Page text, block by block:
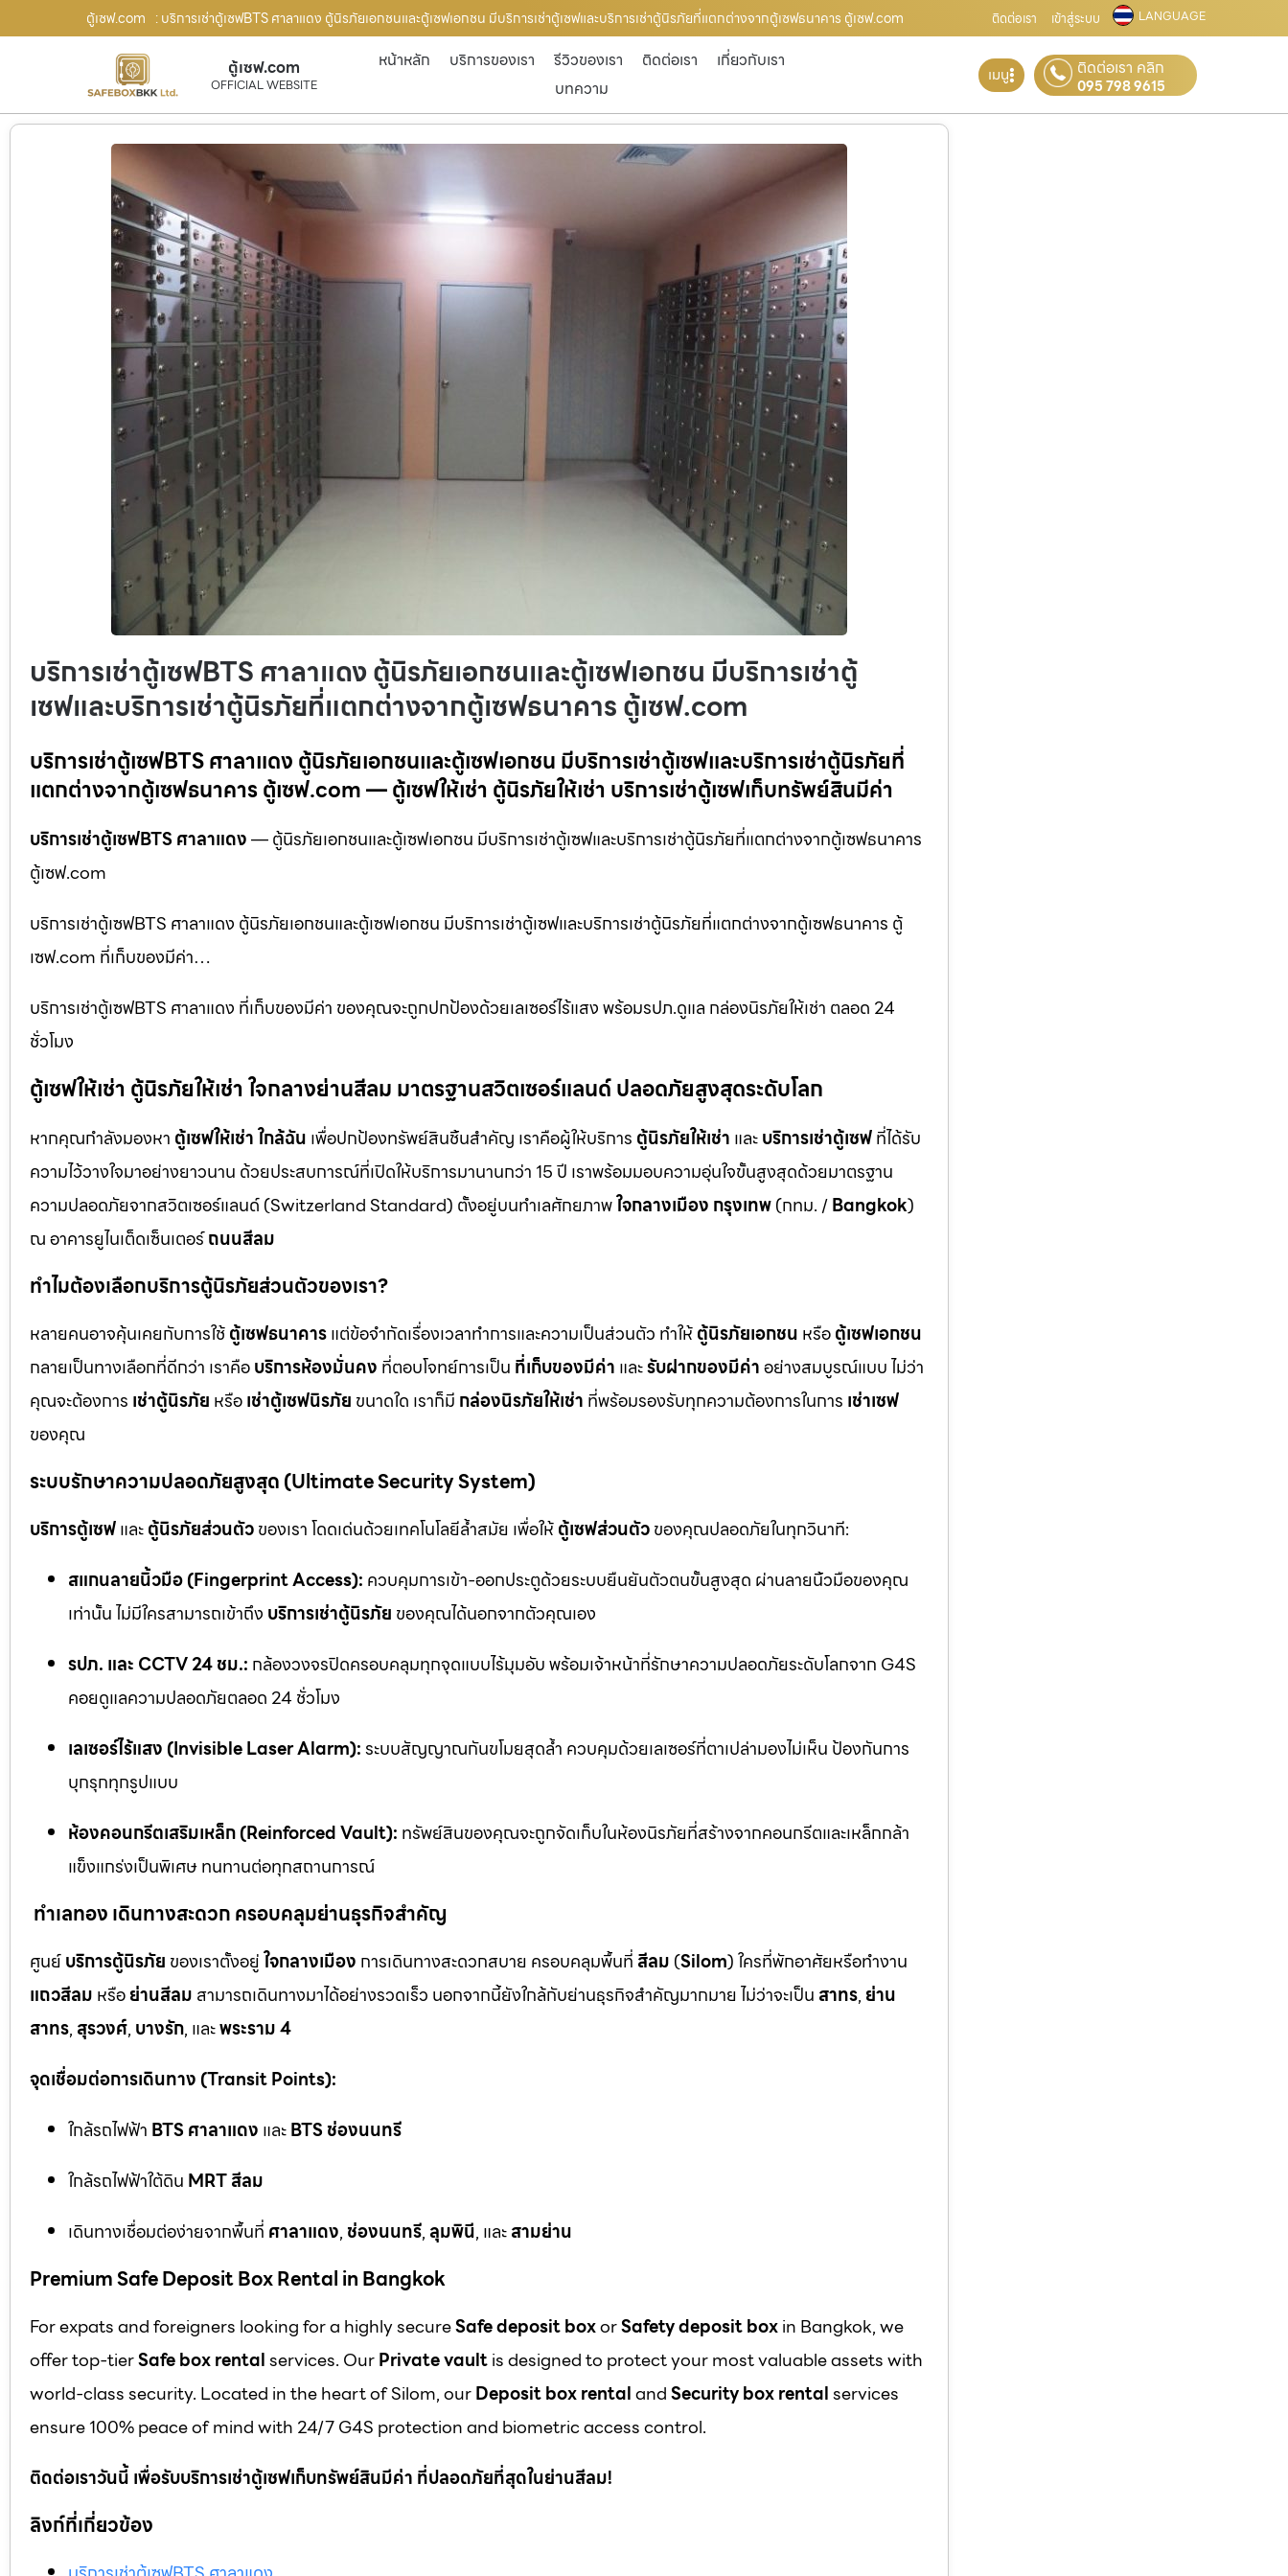
ตู้เซฟ.com : บริการเช่าตู้เซฟBTS ศาลาแดง ตู้นิรภัยเอกชนและตู้เซฟเอกชน มีบริการเช่าตู้เซฟและบริการเช่าตู้นิรภัยที่แตกต่างจากตู้เซฟธนาคาร ตู้เซฟ.com ติดต่อเรา เข้าสู่ระบบ LANGUAGE
ตู้เซฟ.com
OFFICIAL WEBSITE
หน้าหลัก บริการของเรา รีวิวของเรา ติดต่อเรา
เกี่ยวกับเรา
บทความ
เมนู ติดต่อเรา คลิก
095 798 9615
บริการเช่าตู้เซฟBTS ศาลาแดง ตู้นิรภัยเอกชนและตู้เซฟเอกชน มีบริการเช่าตู้
เซฟและบริการเช่าตู้นิรภัยที่แตกต่างจากตู้เซฟธนาคาร ตู้เซฟ.com
บริการเช่าตู้เซฟBTS ศาลาแดง ตู้นิรภัยเอกชนและตู้เซฟเอกชน มีบริการเช่าตู้เซฟและบริการเช่าตู้นิรภัยที่
แตกต่างจากตู้เซฟธนาคาร ตู้เซฟ.com — ตู้เซฟให้เช่า ตู้นิรภัยให้เช่า บริการเช่าตู้เซฟเก็บทรัพย์สินมีค่า
บริการเช่าตู้เซฟBTS ศาลาแดง— ตู้นิรภัยเอกชนและตู้เซฟเอกชน มีบริการเช่าตู้เซฟและบริการเช่าตู้นิรภัยที่แตกต่างจากตู้เซฟธนาคาร
ตู้เซฟ.com
บริการเช่าตู้เซฟBTS ศาลาแดง ตู้นิรภัยเอกชนและตู้เซฟเอกชน มีบริการเช่าตู้เซฟและบริการเช่าตู้นิรภัยที่แตกต่างจากตู้เซฟธนาคาร ตู้
เซฟ.com ที่เก็บของมีค่า…
บริการเช่าตู้เซฟBTS ศาลาแดง ที่เก็บของมีค่า ของคุณจะถูกปกป้องด้วยเลเซอร์ไร้แสง พร้อมรปภ.ดูแล กล่องนิรภัยให้เช่า ตลอด 24
ชั่วโมง
ตู้เซฟให้เช่า ตู้นิรภัยให้เช่า ใจกลางย่านสีลม มาตรฐานสวิตเซอร์แลนด์ ปลอดภัยสูงสุดระดับโลก
หากคุณกำลังมองหา ตู้เซฟให้เช่า ใกล้ฉัน เพื่อปกป้องทรัพย์สินชิ้นสำคัญ เราคือผู้ให้บริการ ตู้นิรภัยให้เช่า และบริการเช่าตู้เซฟที่ได้รับ
ความไว้วางใจมาอย่างยาวนาน ด้วยประสบการณ์ที่เปิดให้บริการมานานกว่า 15 ปี เราพร้อมมอบความอุ่นใจขั้นสูงสุดด้วยมาตรฐาน
ความปลอดภัยจากสวิตเซอร์แลนด์ (Switzerland Standard) ตั้งอยู่บนทำเลศักยภาพใจกลางเมือง กรุงเทพ(กทม. /Bangkok)
ณ อาคารยูไนเต็ดเซ็นเตอร์ถนนสีลม
ทำไมต้องเลือกบริการตู้นิรภัยส่วนตัวของเรา?
หลายคนอาจคุ้นเคยกับการใช้ตู้เซฟธนาคารแต่ข้อจำกัดเรื่องเวลาทำการและความเป็นส่วนตัว ทำให้ตู้นิรภัยเอกชน หรือตู้เซฟเอกชน
กลายเป็นทางเลือกที่ดีกว่า เราคือบริการห้องมั่นคง ที่ตอบโจทย์การเป็น ที่เก็บของมีค่า และรับฝากของมีค่าอย่างสมบูรณ์แบบ ไม่ว่า
คุณจะต้องการ เช่าตู้นิรภัย หรือเช่าตู้เซฟนิรภัย ขนาดใด เราก็มี กล่องนิรภัยให้เช่า ที่พร้อมรองรับทุกความต้องการในการ เช่าเซฟ
ของคุณ
ระบบรักษาความปลอดภัยสูงสุด (Ultimate Security System)
บริการตู้เซฟและตู้นิรภัยส่วนตัวของเรา โดดเด่นด้วยเทคโนโลยีล้ำสมัย เพื่อให้ตู้เซฟส่วนตัวของคุณปลอดภัยในทุกวินาที:
สแกนลายนิ้วมือ (Fingerprint Access): ควบคุมการเข้า-ออกประตูด้วยระบบยืนยันตัวตนขั้นสูงสุด ผ่านลายนิ้วมือของคุณ
เท่านั้น ไม่มีใครสามารถเข้าถึง บริการเช่าตู้นิรภัย ของคุณได้นอกจากตัวคุณเอง
รปภ. และ CCTV 24 ชม.: กล้องวงจรปิดครอบคลุมทุกจุดแบบไร้มุมอับ พร้อมเจ้าหน้าที่รักษาความปลอดภัยระดับโลกจาก G4S
คอยดูแลความปลอดภัยตลอด 24 ชั่วโมง
เลเซอร์ไร้แสง (Invisible Laser Alarm):ระบบสัญญาณกันขโมยสุดล้ำ ควบคุมด้วยเลเซอร์ที่ตาเปล่ามองไม่เห็น ป้องกันการ
บุกรุกทุกรูปแบบ
ห้องคอนกรีตเสริมเหล็ก (Reinforced Vault): ทรัพย์สินของคุณจะถูกจัดเก็บในห้องนิรภัยที่สร้างจากคอนกรีตและเหล็กกล้า
แข็งแกร่งเป็นพิเศษ ทนทานต่อทุกสถานการณ์
ทำเลทอง เดินทางสะดวก ครอบคลุมย่านธุรกิจสำคัญ
ศูนย์บริการตู้นิรภัย ของเราตั้งอยู่ใจกลางเมือง การเดินทางสะดวกสบาย ครอบคลุมพื้นที่ สีลม (Silom) ใครที่พักอาศัยหรือทำงาน
แถวสีลม หรือย่านสีลม สามารถเดินทางมาได้อย่างรวดเร็ว นอกจากนี้ยังใกล้กับย่านธุรกิจสำคัญมากมาย ไม่ว่าจะเป็น สาทร, ย่าน
สาทร, สุรวงศ์, บางรัก, และพระราม 4
จุดเชื่อมต่อการเดินทาง (Transit Points):
ใกล้รถไฟฟ้า BTS ศาลาแดง และBTS ช่องนนทรี
ใกล้รถไฟฟ้าใต้ดิน MRT สีลม
เดินทางเชื่อมต่อง่ายจากพื้นที่ ศาลาแดง, ช่องนนทรี, ลุมพินี, และสามย่าน
Premium Safe Deposit Box Rental in Bangkok
For expats and foreigners looking for a highly secureSafe deposit boxorSafety deposit boxin Bangkok, we
offer top-tierSafe box rentalservices. OurPrivate vaultis designed to protect your most valuable assets with
world-class security. Located in the heart of Silom, ourDeposit box rentalandSecurity box rentalservices
ensure 100% peace of mind with 24/7 G4S protection and biometric access control.
ติดต่อเราวันนี้ เพื่อรับบริการเช่าตู้เซฟเก็บทรัพย์สินมีค่า ที่ปลอดภัยที่สุดในย่านสีลม!
ลิงก์ที่เกี่ยวข้อง